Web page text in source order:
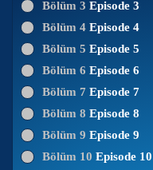
Bölüm 3 Episode 3
Bölüm 4 Episode 4
Bölüm 5 Episode 5
Bölüm 6 Episode 6
Bölüm 7 Episode 7
Bölüm 8 Episode 8
Bölüm 9 Episode 9
Bölüm 10 Episode 10